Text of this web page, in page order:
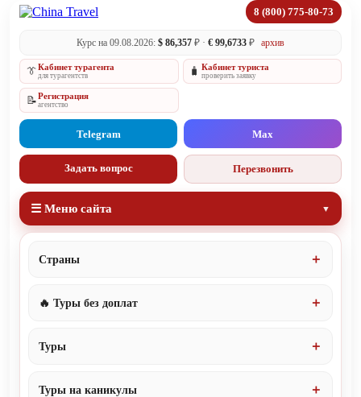
8 (800) 775-80-73
Курс на 09.08.2026: $ 86,357 ₽ · € 99,6733 ₽ архив
👔Кабинет турагента
для турагентств 🧳 Кабинет туриста
проверить заявку
📝Регистрация
агентство
Telegram Max
Задать вопрос Перезвонить
☰ Меню сайта
Страны
🔥 Туры без доплат
Туры
Туры на каникулы